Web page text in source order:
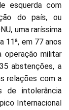
esquerda com
do país, ou
uma raríssima
11ª, em 77 anos
operação militar
abstenções, a
relações com a
de intolerância
Internacional